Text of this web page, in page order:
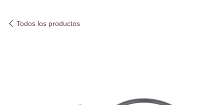
Todos los productos